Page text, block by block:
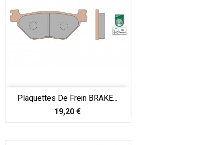
Plaquettes De Frein BRAKE...
Prix
19,20 €